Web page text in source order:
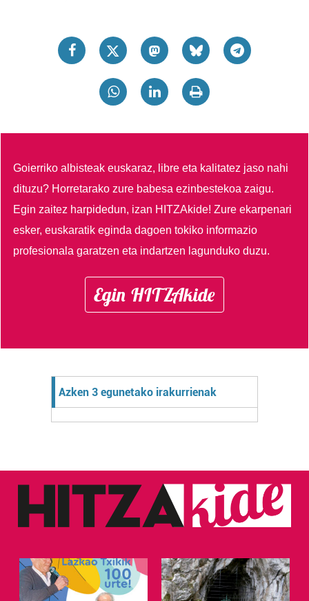
Goierriko albisteak euskaraz, libre eta kalitatez jaso nahi
dituzu? Horretarako zure babesa ezinbestekoa zaigu.
Egin zaitez harpidedun, izan HITZAkide!Zure ekarpenari
esker, euskaratik eginda dagoen tokiko informazio
profesionala garatzen eta indartzen lagunduko duzu.
Egin HITZAkide
Azken 3 egunetako irakurrienak